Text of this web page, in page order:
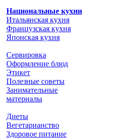
Национальные кухни
Итальянская кухня
Французская кухня
Японская кухня
Сервировка
Оформление блюд
Этикет
Полезные советы
Занимательные
материалы
Диеты
Вегетарианство
Здоровое питание